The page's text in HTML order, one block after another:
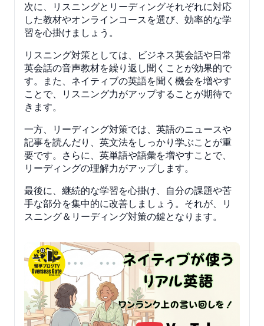
次に、リスニングとリーディングそれぞれに対応
した教材やオンラインコースを選び、効率的な学
習を心掛けましょう。
リスニング対策としては、ビジネス英会話や日常
英会話の音声教材を繰り返し聞くことが効果的で
す。また、ネイティブの英語を聞く機会を増やす
ことで、リスニング力がアップすることが期待で
きます。
一方、リーディング対策では、英語のニュースや
記事を読んだり、英文法をしっかり学ぶことが重
要です。さらに、英単語や語彙を増やすことで、
リーディングの理解力がアップします。
最後に、継続的な学習を心掛け、自分の課題や苦
手な部分を集中的に改善しましょう。それが、リ
スニング＆リーディング対策の鍵となります。